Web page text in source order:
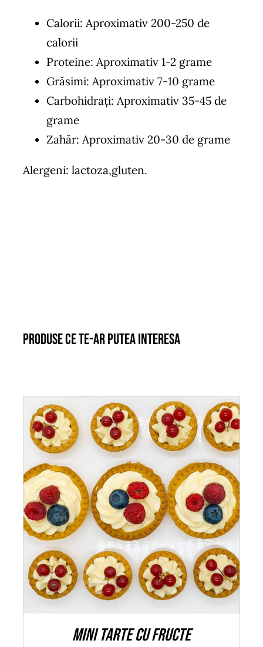
Calorii: Aproximativ 200-250 de
calorii
Proteine: Aproximativ 1-2 grame
Grăsimi: Aproximativ 7-10 grame
Carbohidrați: Aproximativ 35-45 de
grame
Zahăr: Aproximativ 20-30 de grame
Alergeni: lactoza,gluten.
Produse ce te-ar putea interesa
ADAUGĂ ÎN COȘ / DETALII
Mini tarte cu fructe